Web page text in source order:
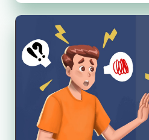
Parenting,
Tumbuh
Kembang